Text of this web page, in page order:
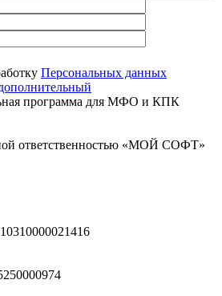
Персональных данных
программа для МФО и КПК
ответственностью «МОЙ СОФТ»